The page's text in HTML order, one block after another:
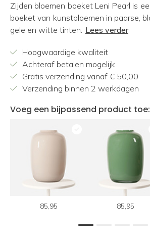
Zijden bloemen boeket Leni Pearl is
boeket van kunstbloemen in paarse,
gele en witte tinten. Lees verder
Hoogwaardige kwaliteit
Achteraf betalen mogelijk
Gratis verzending vanaf € 50,00
Verzending binnen 2 werkdagen
Voeg een bijpassend product toe:
85,95 85,95
1